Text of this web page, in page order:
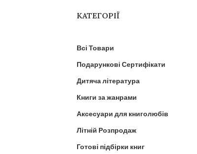
КАТЕГОРІЇ
Всі Товари
Подарункові Сертифікати
Дитяча література
Книги за жанрами
Аксесуари для книголюбів
Літній Розпродаж
Готові підбірки книг